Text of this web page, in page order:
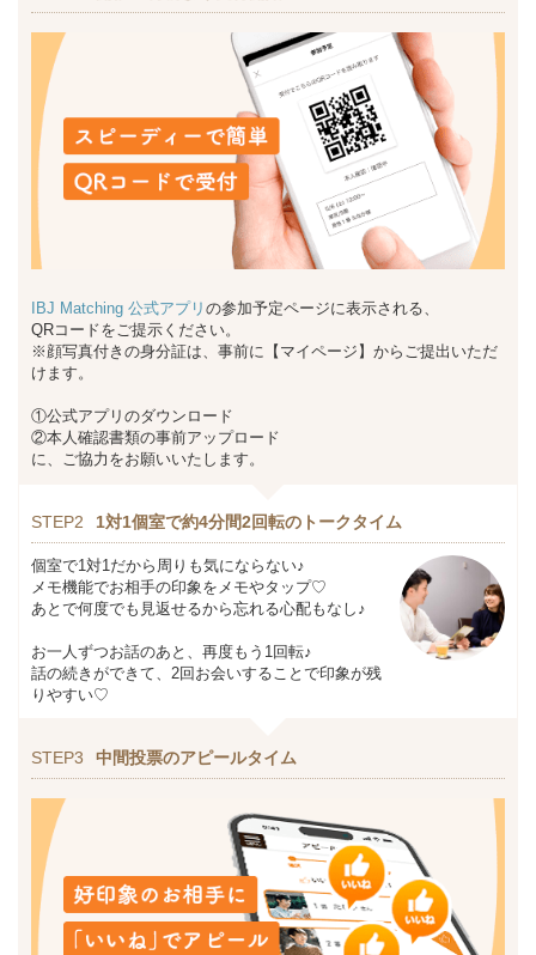
IBJ Matching 公式アプリ の参加予定ページに表示される、
QRコードをご提示ください。
※顔写真付きの身分証は、事前に【マイページ】からご提出いただ
けます。
①公式アプリのダウンロード
②本人確認書類の事前アップロード
に、ご協力をお願いいたします。
STEP2 1対1個室で約4分間2回転のトークタイム
個室で1対1だから周りも気にならない♪
メモ機能でお相手の印象をメモやタップ♡
あとで何度でも見返せるから忘れる心配もなし♪
お一人ずつお話のあと、再度もう1回転♪
話の続きができて、2回お会いすることで印象が残
りやすい♡
STEP3 中間投票のアピールタイム